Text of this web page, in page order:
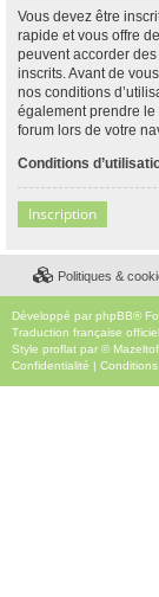
Vous devez être
rapide et vous offre
peuvent accorder
inscrits. Avant de
nos conditions
également prendre le
forum lors de votre
Conditions
Inscription
Politiques &
Développé par phpBB®
Traduction française
Style proflat par © Mazeltof
Confidentialité | Conditions